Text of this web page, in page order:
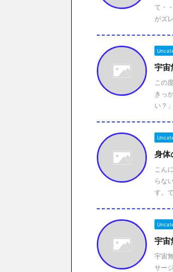
て・
がズ
宇宙
この
きっ
い？
身体
こん
らな
す。
宇宙
宇宙
サー